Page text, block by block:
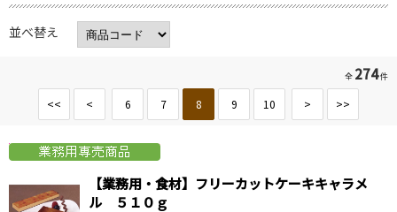
並べ替え
全 274件
<< < 6 7 8 9 10 > >>
【業務用・食材】フリーカットケーキキャラメ
ル ５１０ｇ